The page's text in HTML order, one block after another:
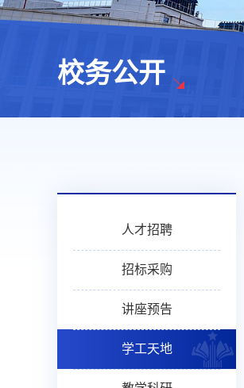
校务公开
人才招聘
招标采购
讲座预告
学工天地